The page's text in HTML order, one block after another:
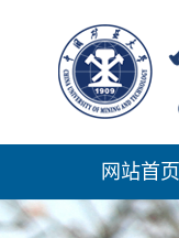
网站首页